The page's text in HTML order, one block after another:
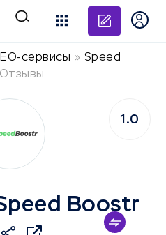
сервисы » Speed ​​
Отзывы
​​Boostr
1.0